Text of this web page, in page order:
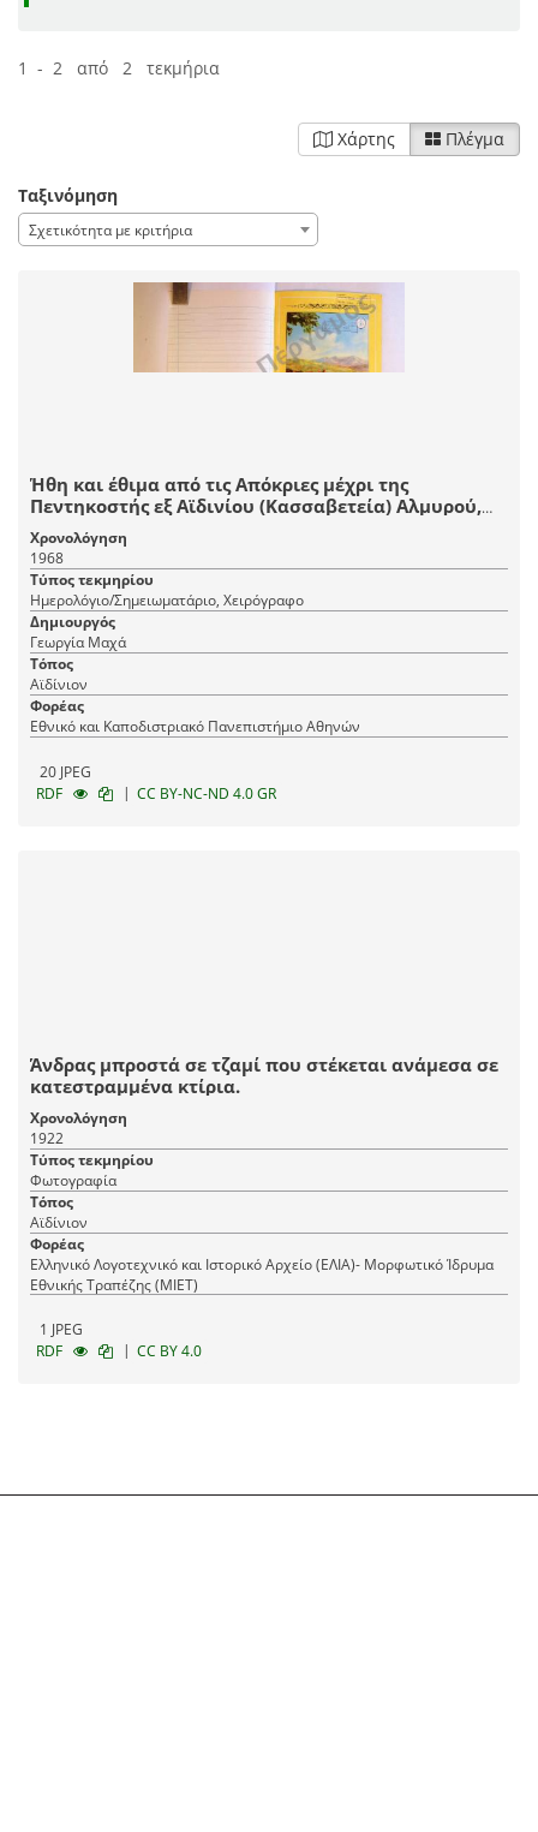
1 - 2 από 2 τεκμήρια
Χάρτης Πλέγμα
Ταξινόμηση
Σχετικότητα με κριτήρια
Ήθη και έθιμα από τις Απόκριες μέχρι της
Πεντηκοστής εξ Αϊδινίου (Κασσαβετεία) Αλμυρού,
του νομού Μαγνησίας.
Χρονολόγηση
1968
Τύπος τεκμηρίου
Ημερολόγιο/Σημειωματάριο, Χειρόγραφο
Δημιουργός
Γεωργία Μαχά
Τόπος
Αϊδίνιον
Φορέας
Εθνικό και Καποδιστριακό Πανεπιστήμιο Αθηνών
20 JPEG
RDF
| CC BY-NC-ND 4.0 GR
Άνδρας μπροστά σε τζαμί που στέκεται ανάμεσα σε
κατεστραμμένα κτίρια.
Χρονολόγηση
1922
Τύπος τεκμηρίου
Φωτογραφία
Τόπος
Αϊδίνιον
Φορέας
Ελληνικό Λογοτεχνικό και Ιστορικό Αρχείο (ΕΛΙΑ)- Μορφωτικό Ίδρυμα
Εθνικής Τραπέζης (ΜΙΕΤ)
1 JPEG
RDF
| CC BY 4.0